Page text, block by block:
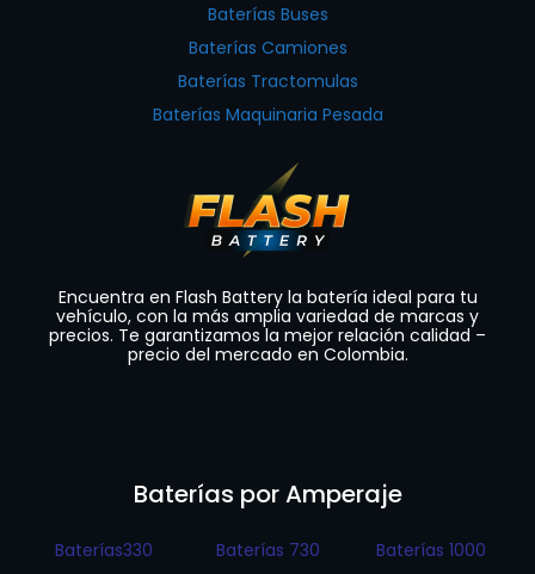
Baterías Buses
Baterías Camiones
Baterías Tractomulas
Baterías Maquinaria Pesada
Encuentra en Flash Battery la batería ideal para tu
vehículo, con la más amplia variedad de marcas y
precios. Te garantizamos la mejor relación calidad –
precio del mercado en Colombia.
Baterías por Amperaje
Baterías330
Baterías 730
Baterías 1000